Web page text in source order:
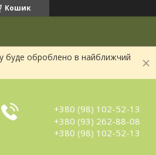
Кошик
буде оброблено в найближчий
+380 (98) 102-52-13
+380 (93) 262-88-08
+380 (98) 102-52-13